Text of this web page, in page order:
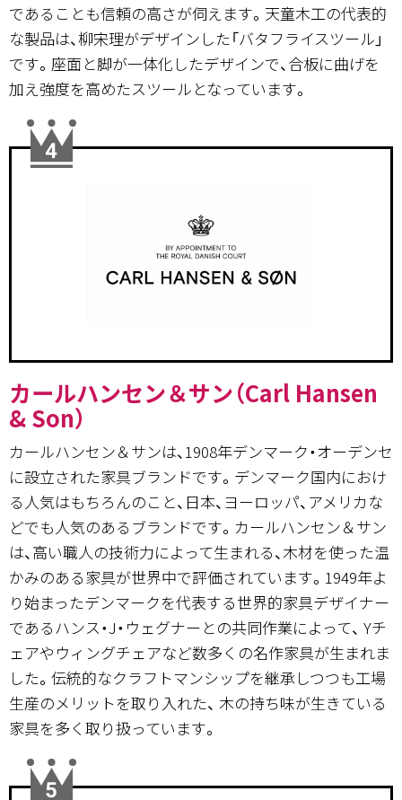
であることも信頼の高さが伺えます。天童木工の代表的
な製品は、柳宋理がデザインした「バタフライスツール」
です。座面と脚が一体化したデザインで、合板に曲げを
加え強度を高めたスツールとなっています。
カールハンセン＆サン（Carl Hansen
& Son）
カールハンセン＆サンは、1908年デンマーク・オーデンセ
に設立された家具ブランドです。デンマーク国内におけ
る人気はもちろんのこと、日本、ヨーロッパ、アメリカな
どでも人気のあるブランドです。カールハンセン＆サン
は、高い職人の技術力によって生まれる、木材を使った温
かみのある家具が世界中で評価されています。1949年よ
り始まったデンマークを代表する世界的家具デザイナー
であるハンス・J・ウェグナーとの共同作業によって、 Yチ
ェアやウィングチェアなど数多くの名作家具が生まれま
した。伝統的なクラフトマンシップを継承しつつも工場
生産のメリットを取り入れた、 木の持ち味が生きている
家具を多く取り扱っています。